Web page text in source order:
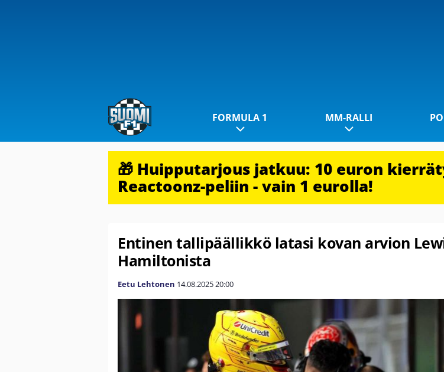
FORMULA 1 MM-RALLI
🎁 Huipputarjous jatkuu: 10 euron
Reactoonz-peliin - vain 1 eurolla!
Entinen tallipäällikkö latasi kovan arvion
Hamiltonista
Eetu Lehtonen 14.08.202520:00